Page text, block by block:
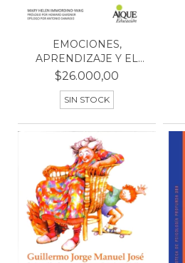
EMOCIONES,
APRENDIZAJE Y EL
CEREBRO
$26.000,00
SIN STOCK